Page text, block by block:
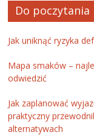
Do poczytania
Jak uniknąć ryzyka
Mapa smaków –
odwiedzić
Jak zaplanować
praktyczny
alternatywach